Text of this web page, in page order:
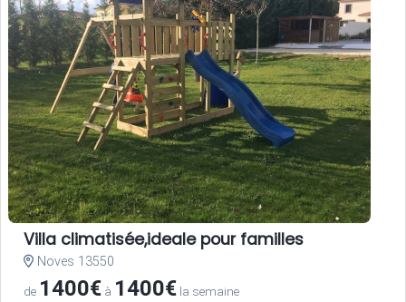
Villa climatisée,ideale pour familles
Noves 13550
de 1400€ à 1400€ la semaine